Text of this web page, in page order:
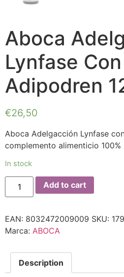
Aboca
Lynfase Con
Adipodren
€26,50
Aboca Adelgacción Lynfase
complemento alimenticio
In stock
Add to cart
EAN: 8032472009009 SKU:
Marca: ABOCA
Description